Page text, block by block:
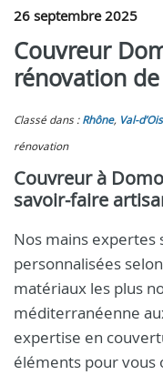
26 septembre 2025
Couvreur
rénovation
Classé dans : Rhône, Val-
rénovation
Couvreur à
savoir-faire
Nos mains expertes
personnalisées
matériaux les plus
méditerranéenne
expertise en
éléments pour vous